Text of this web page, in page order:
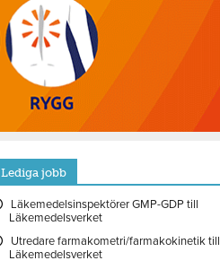
Lediga jobb
Läkemedelsinspektörer GMP-GDP till
Läkemedelsverket
Utredare farmakometri/farmakokinetik till
Läkemedelsverket